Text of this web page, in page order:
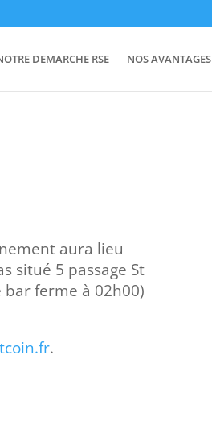
DEMARCHE RSE NOS AVANTAGES
aura lieu
situé 5 passage St
bar ferme à 02h00)
.